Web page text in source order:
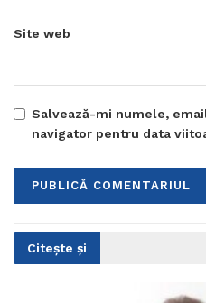
Site web
Salvează-mi numele,
navigator pentru data
Citește și